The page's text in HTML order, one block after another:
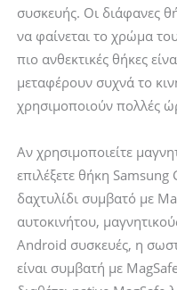
συσκευής. Οι διάφανες
να φαίνεται το χρώμα
πιο ανθεκτικές θήκες
μεταφέρουν συχνά το
χρησιμοποιούν πολλές
Αν χρησιμοποιείτε
επιλέξετε θήκη
δαχτυλίδι συμβατό με
αυτοκινήτου,
Android συσκευές, η
είναι συμβατή με